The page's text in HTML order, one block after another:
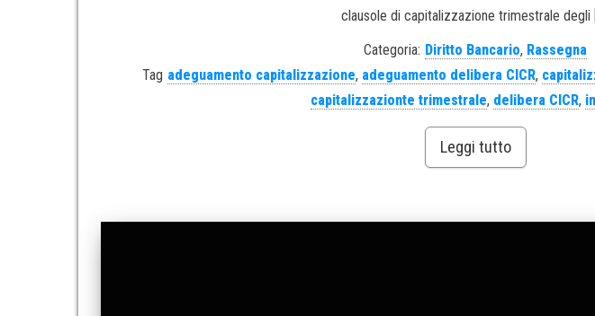
clausole di capitalizzazione trimestrale degli
Categoria: Diritto Bancario, Rassegna
Tag adeguamento capitalizzazione, adeguamento delibera CICR,
capitalizzazionte trimestrale, delibera CICR,
Leggi tutto